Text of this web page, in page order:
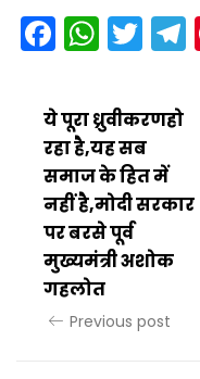
ये पूरा ध्रुवीकरणहो
रहा है,यह सब
समाज के हित में
नहीं है,मोदी सरकार
पर बरसे पूर्व
मुख्यमंत्री अशोक
गहलोत
Previous post